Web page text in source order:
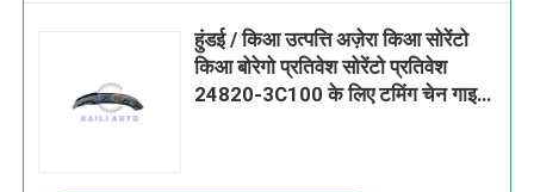
हुंडई / किआ उत्पत्ति अज़ेरा किआ सोरेंटो
किआ बोरेगो प्रतिवेश सोरेंटो प्रतिवेश
24820-3C100 के लिए टमिंग चेन गाइड